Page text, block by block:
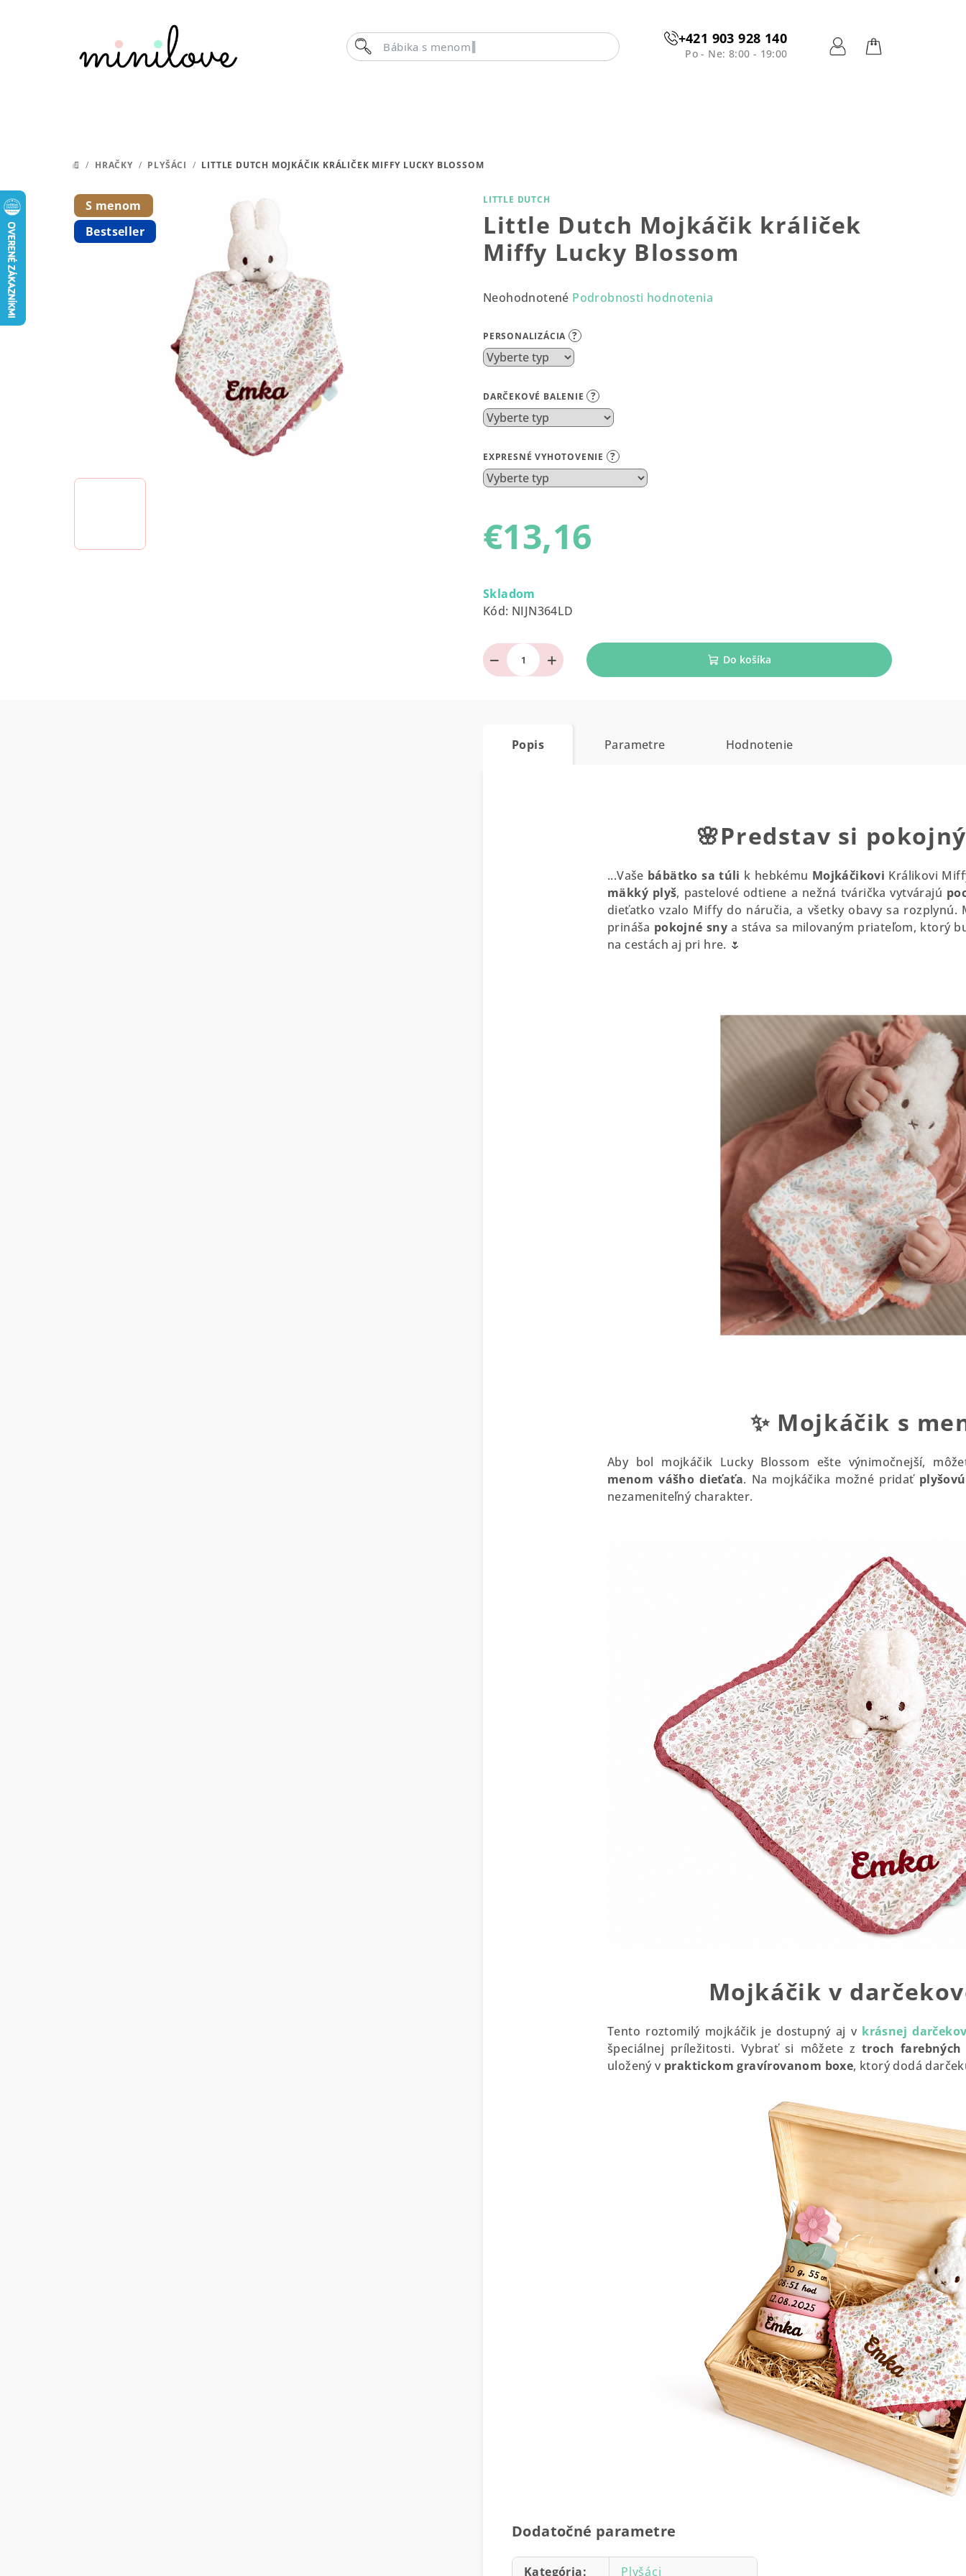
Bábika
Hľadať +421 903 928 140
Po - Ne: 8:00 - 19:00
DOMOV
/ HRAČKY / PLYŠÁCI / LITTLE DUTCH MOJKÁČIK KRÁLIČEK MIFFY LUCKY BLOSSOM
LITTLE DUTCH
Little Dutch Mojkáčik králiček
Miffy Lucky Blossom
Priemerné
produktu
je
0,0
5
hviezdičiek.
Neohodnotené Podrobnosti hodnotenia
PERSONALIZÁCIA ?
DARČEKOVÉ BALENIE ?
EXPRESNÉ VYHOTOVENIE ?
€13,16
cena:
Skladom
Kód: NIJN364LD
+
− Do košíka
S menom
Bestseller
Popis Parametre Hodnotenie
🌸Predstav si
...Vaše bábätko sa túli k hebkému Mojkáčikovi Králikovi
mäkký plyš, pastelové odtiene a nežná tvárička vytvárajú
dieťatko vzalo Miffy do náručia, a všetky obavy sa rozplynú.
prináša pokojné sny a stáva sa milovaným priateľom, ktorý
na cestách aj pri hre. 🌷
✨ Mojkáčik s
Aby bol mojkáčik Lucky Blossom ešte výnimočnejší,
menomvášho dieťaťa. Na mojkáčika možné pridať
nezameniteľný charakter.
Mojkáčik v
Tento roztomilý mojkáčik je dostupný aj v krásnej
špeciálnej príležitosti. Vybrať si môžete ztroch
uložený v praktickom gravírovanom boxe, ktorý dodá
Dodatočné parametre
Kategória: Plyšáci